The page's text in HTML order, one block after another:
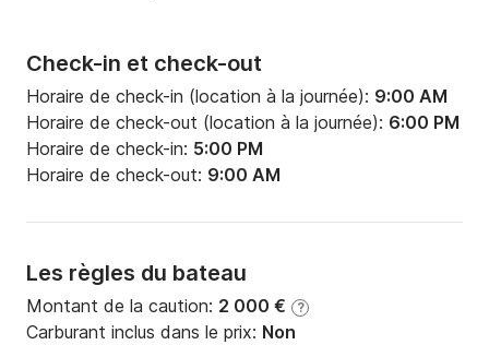
Check-in et check-out
Horaire de check-in (location à la journée): 9:00 AM
Horaire de check-out (location à la journée): 6:00 PM
Horaire de check-in: 5:00 PM
Horaire de check-out: 9:00 AM
Les règles du bateau
Montant de la caution: 2 000 € ?
Carburant inclus dans le prix: Non